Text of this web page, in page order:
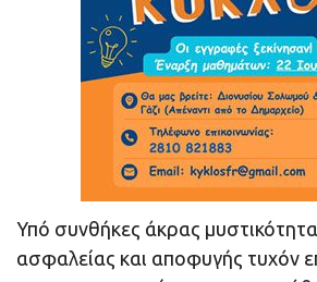
Υπό συνθήκες άκρας
ασφαλείας και αποφυγής τυχόν